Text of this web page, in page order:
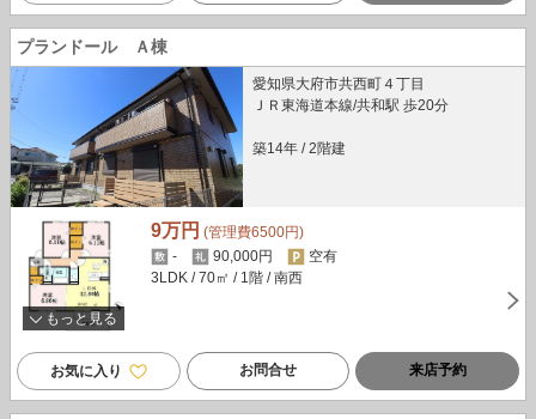
プランドール Ａ棟
愛知県大府市共西町４丁目
ＪＲ東海道本線/共和駅 歩20分
築14年 / 2階建
もっと見る
9万円 (管理費6500円)
-
90,000円
空有
3LDK / 70㎡ / 1階 / 南西
お気に入り お問合せ 来店予約